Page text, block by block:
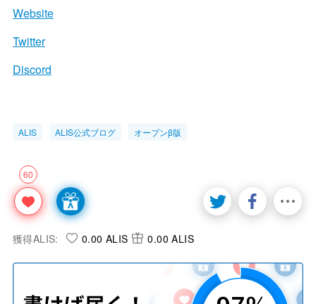
Website
Twitter
Discord
ALIS ALIS公式ブログ オープンβ版
60
獲得ALIS: 0.00 ALIS 0.00 ALIS